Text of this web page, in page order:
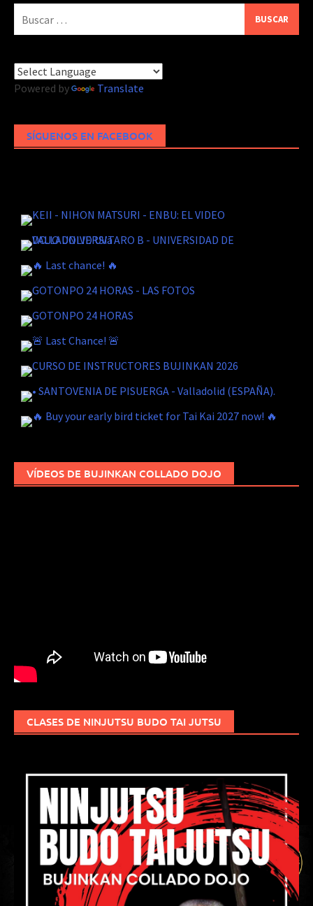
Powered by Translate
SÍGUENOS EN FACEBOOK
VÍDEOS DE BUJINKAN COLLADO DOJO
CLASES DE NINJUTSU BUDO TAI JUTSU